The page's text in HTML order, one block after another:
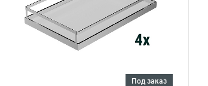
под заказ